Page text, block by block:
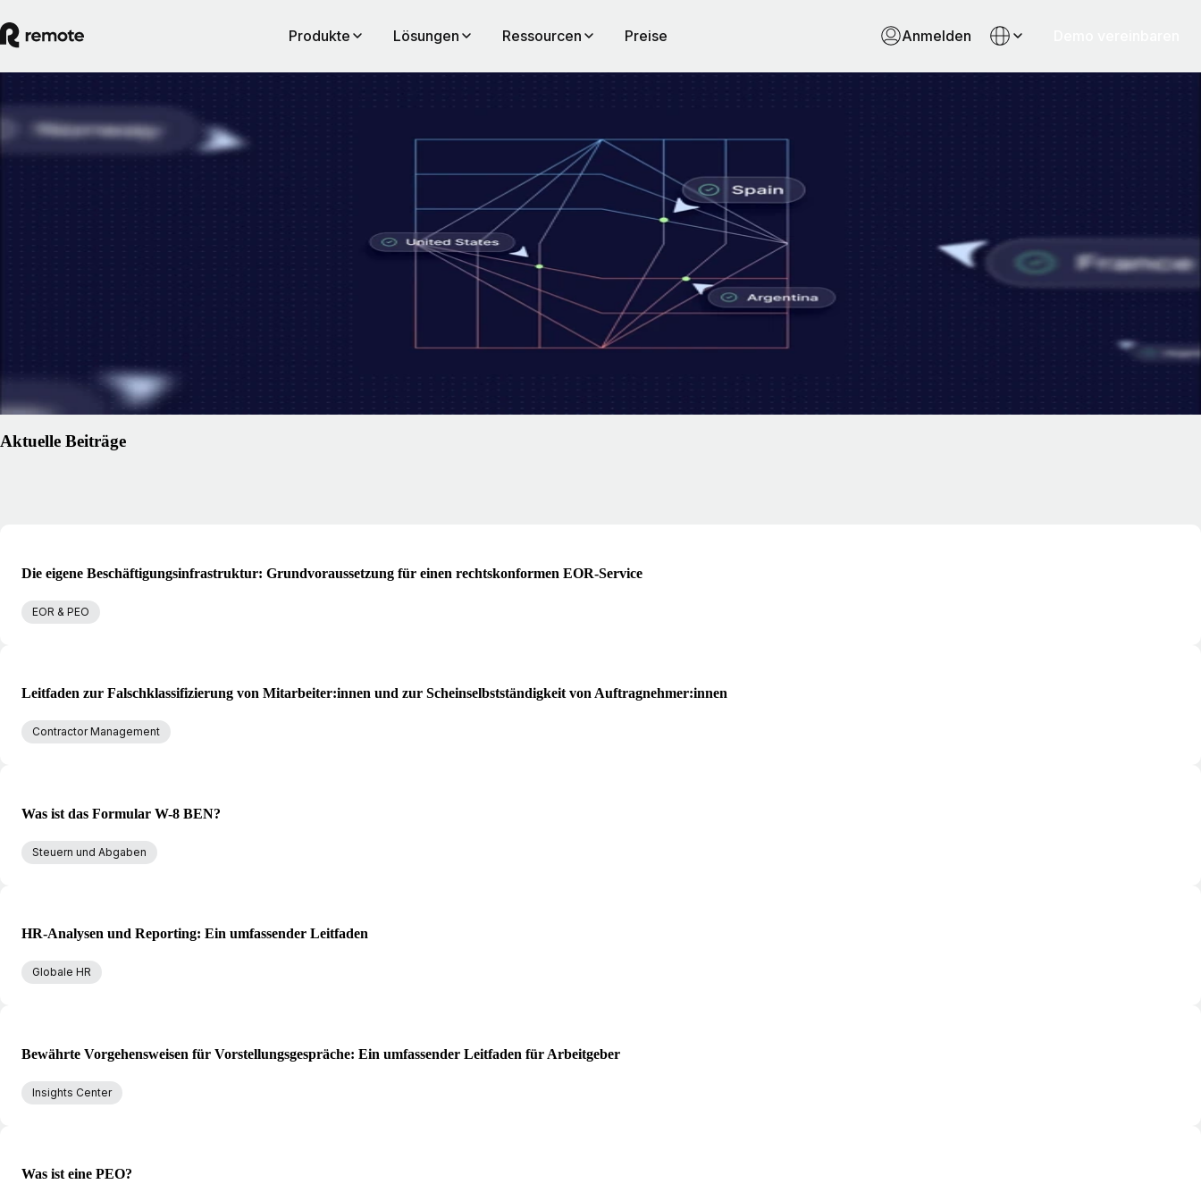
Produkte Lösungen Ressourcen Preise Anmelden
Die eigene Beschäftigungsinfrastruktur:
In wenigen Jahren sind der Arbeitsmarkt und die Belegschaften vieler
Aktuelle Beiträge
Die eigene Beschäftigungsinfrastruktur: Grundvoraussetzung für einen rechtskonformen EOR-Service
EOR & PEO
Leitfaden zur Falschklassifizierung von Mitarbeiter:innen und zur Scheinselbstständigkeit von Auftragnehmer:innen
Contractor Management
Was ist das Formular W-8 BEN?
Steuern und Abgaben
HR-Analysen und Reporting: Ein umfassender Leitfaden
Globale HR
Bewährte Vorgehensweisen für Vorstellungsgespräche: Ein umfassender Leitfaden für Arbeitgeber
Insights Center
Was ist eine PEO?